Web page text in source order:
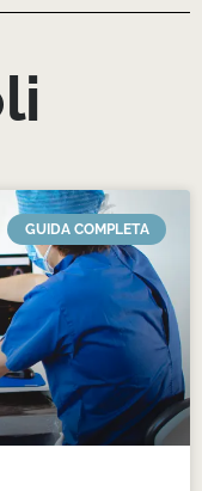
GUIDA COMPLETA